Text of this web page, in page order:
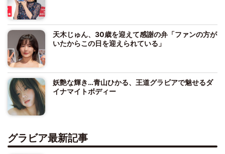
天木じゅん、30歳を迎えて感謝の弁「ファンの方が
いたからこの日を迎えられている」
妖艶な輝き…青山ひかる、王道グラビアで魅せるダ
イナマイトボディー
グラビア最新記事